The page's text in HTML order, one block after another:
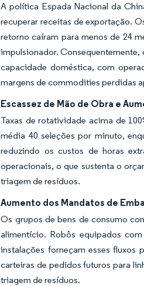
A política Espada Nacional da
recuperar receitas de exportação.
retorno caíram para menos de 24
impulsionador.
capacidade doméstica, com
margens de commodities perdidas
Escassez de Mão de Obra e
Taxas de rotatividade acima de
média 40 seleções por minuto,
reduzindo os custos de horas
operacionais, o que sustenta o
triagem de resíduos.
Aumento dos Mandatos de
Os grupos de bens de consumo
alimentício. Robôs equipados
instalações forneçam esses fluxos
carteiras de pedidos futuros para
triagem de resíduos.